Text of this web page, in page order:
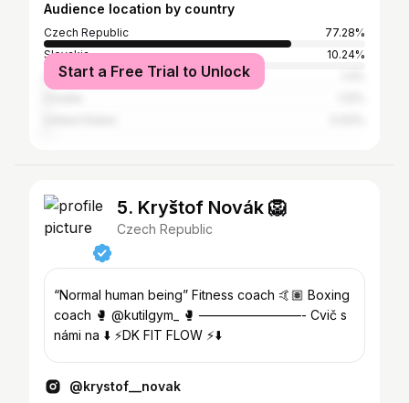
Audience location by country
Czech Republic
77.28%
Slovakia
10.24%
Germany
Start a Free Trial to Unlock
5. Kryštof Novák 🦁
Czech Republic
“Normal human being” Fitness coach 🤙🏽 Boxing
coach 🥊 @kutilgym_ 🥊 ————————- Cvič s
námi na ⬇️ ⚡️DK FIT FLOW ⚡️⬇️
@krystof__novak